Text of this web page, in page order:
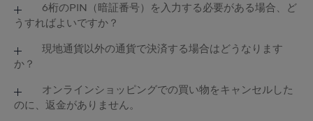
カードのため、残高以上はご利用いただけません。チ
ャージいただくことによって残高を増やすことができ
ます。
②暗証番号をお間違えではないですか？
暗証番号をお忘れの場合は、マイアカウントの「各種
カードをご利用になるとき、海外のお店やATMによっ
ては、「現地通貨」もしくは「日本円」のどちらの通
Dynamic Currency Conversion（DCC）というサー
円）での決済を可能にできます。
アメリカに旅行中のお客様が、カードに米ドルの残高
を保有している場合は、カードの引落しは自動的に米
6桁のPIN（暗証番号）を入力する必要がある場合、ど
うすればよいですか？
通常4桁のPINを入力していただくことになっておりま
を4桁の暗証番号の後に追加してください。
例） 123400
現地通貨以外の通貨で決済する場合はどうなります
か？
カードに現地通貨の残高がない場合は、お客様のカー
ド資金は通貨の優先順位に従って引き落されます。以
オンラインショッピングでの買い物をキャンセルした
のに、返金がありません。